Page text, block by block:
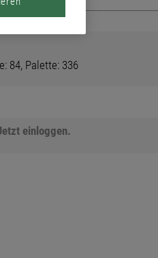
84, Palette: 336
einloggen.